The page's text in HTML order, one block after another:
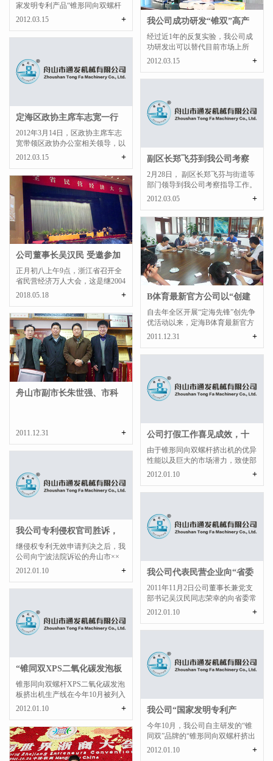
家发明专利产品“锥形同向双螺杆
挤出机”获得浙江省质...
2012.03.15 +
我公司成功研发“锥双”高产
高混炼专用螺杆...
经过近1年的反复实验，我公司成
功研发出可以替代目前市场上所
有“锥形异向双螺杆挤出...
2012.03.15 +
定海区政协主席车志宽一行
来我公司视察
2012年3月14日，区政协主席车志
宽带领区政协办公室相关领导，以
及盐仓街道党工委书记...
2012.03.15 +
副区长郑飞芬到我公司考察
指导！
2月28日， 副区长郑飞芬与街道等
部门领导到我公司考察指导工作。
郑副区长认真听取了公...
2012.03.05 +
公司董事长吴汉民 受邀参加
2012“浙江省民...
正月初八上午9点，浙江省召开全
省民营经济万人大会，这是继2004
年2月全省民营经济工作...
2018.05.18 +
B体育最新官方公司以“创建
学习型党组织”为抓手，推...
自去年全区开展“定海先锋”创先争
优活动以来，定海B体育最新官方
公司党支部抓住这一活动动的有...
2011.12.31 +
舟山市副市长朱世强、市科
2011.12.31 +
公司打假工作喜见成效，十
项侵权专利被判“...
由于锥形同向双螺杆挤出机的优异
性能以及巨大的市场潜力，致使部
分个人或企业不顾国家...
2012.01.10 +
我公司专利侵权官司胜诉，
侵权方受到法律严...
继侵权专利无效申请判决之后，我
公司向宁波法院诉讼的舟山市××
机械有限公司的侵权官...
2012.01.10 +
我公司代表民营企业向“省委
常委、省委宣传...
2011年11月2日公司董事长兼党支
部书记吴汉民同志荣幸的向省委常
委、省委宣传部部长茅...
2012.01.10 +
“锥同双XPS二氧化碳发泡板
挤出机生产线”...
锥形同向双螺杆XPS二氧化碳发泡
板挤出机生产线在今年10月被列入
国家火炬计划。本项目...
2012.01.10 +
我公司“国家发明专利产
品”被列入“浙江省...
今年10月，我公司自主研发的“锥
同双”品牌的“锥形同向双螺杆挤出
机”被列入“浙江省...
2012.01.10 +